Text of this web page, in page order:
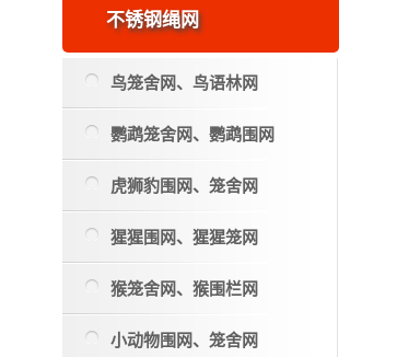
不锈钢绳网
鸟笼舍网、鸟语林网
鹦鹉笼舍网、鹦鹉围网
虎狮豹围网、笼舍网
猩猩围网、猩猩笼网
猴笼舍网、猴围栏网
小动物围网、笼舍网